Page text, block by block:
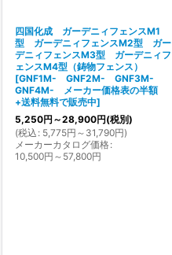
四国化成 ガーデニィフェンスM1
型 ガーデニィフェンスM2型 ガー
デニィフェンスM3型 ガーデニィフ
ェンスM4型（鋳物フェンス）
[GNF1M- GNF2M- GNF3M-
GNF4M- メーカー価格表の半額
+送料無料で販売中]
5,250円 ～28,900円(税別)
(税込 : 5,775円 ～31,790円)
メーカーカタログ価格:
10,500円 ～57,800円